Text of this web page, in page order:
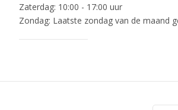
Zaterdag: 10:00 - 17:00 uur
Zondag: Laatste zondag van de maand